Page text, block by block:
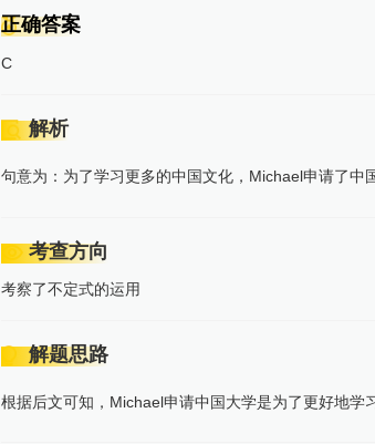
正确答案
C
解析
句意为：为了学习更多的中国文化，Michael申请了中
考查方向
考察了不定式的运用
解题思路
根据后文可知，Michael申请中国大学是为了更好地学